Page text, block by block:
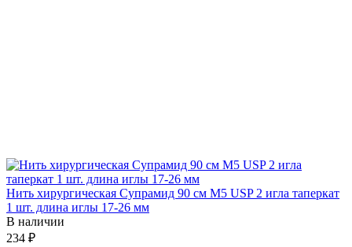
Нить хирургическая Супрамид 90 см М5 USP 2 игла таперкат
1 шт. длина иглы 17-26 мм
В наличии
234 ₽